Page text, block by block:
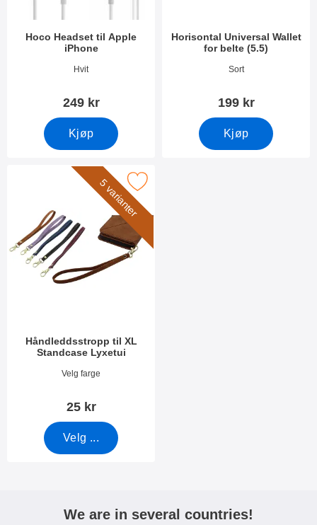
Hoco Headset til Apple
iPhone
Varenummer 25210
Hvit
249 kr
Kjøp
Horisontal Universal Wallet
for belte (5.5)
Varenummer 25013
Sort
199 kr
Kjøp
5 varianter
Håndleddsstropp til XL
Standcase Lyxetui
Varenummer 50276
Velg farge
25 kr
Velg ...
håndleddsstropp til XL Standcase Lyxetui som favoritt
We are in several countries!